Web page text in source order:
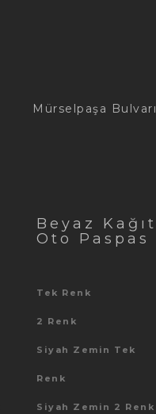
Mürselpaşa
Beyaz Kağıt
Oto Paspas
Tek Renk
2 Renk
Siyah Zemin Tek
Renk
Siyah Zemin 2 Renk